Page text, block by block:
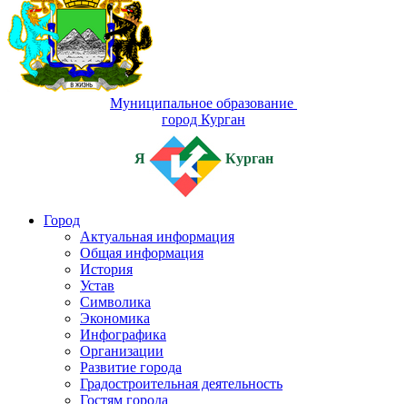
Муниципальное образование
город Курган
Я Курган
Город
Актуальная информация
Общая информация
История
Устав
Символика
Экономика
Инфографика
Организации
Развитие города
Градостроительная деятельность
Гостям города